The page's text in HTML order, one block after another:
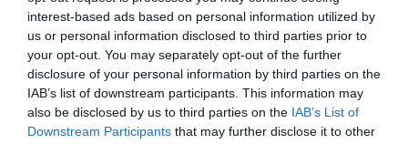
interest-based ads based on personal information utilized by
us or personal information disclosed to third parties prior to
your opt-out. You may separately opt-out of the further
disclosure of your personal information by third parties on the
IAB’s list of downstream participants. This information may
also be disclosed by us to third parties on the IAB’s List of
Downstream Participants that may further disclose it to other
παράδειγμα: για κάθε επιπλέον ευρώ που
δαπανάται για κάποια φαρμακευτική αγωγή που
ο ασθενής τηρεί πιστά, οι ιατρικές δαπάνες θα
είναι μειωμένες κατά 7 ευρώ για τα άτομα με
σακχαρώδη διαβήτη, 5 ευρώ για τα άτομα με